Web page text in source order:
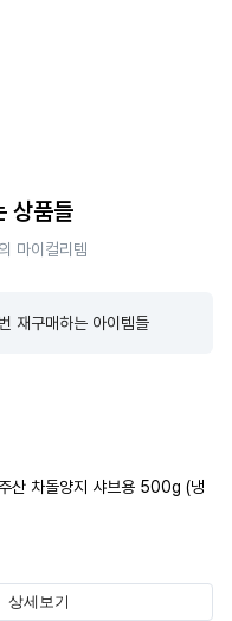
상품들
마이컬리템
재구매하는 아이템들
차돌양지 샤브용 500g (냉
상세보기